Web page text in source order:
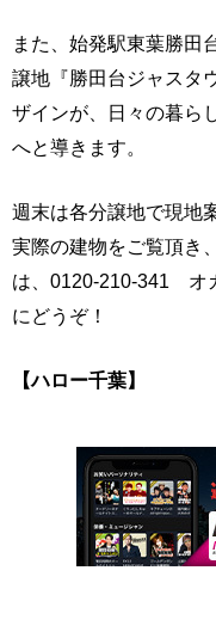
また、始発駅東葉勝田
譲地『勝田台ジャスタ
ザインが、日々の暮ら
へと導きます。
週末は各分譲地で現地
実際の建物をご覧頂き
は、0120-210-341 オ
にどうぞ！
【ハロー千葉】